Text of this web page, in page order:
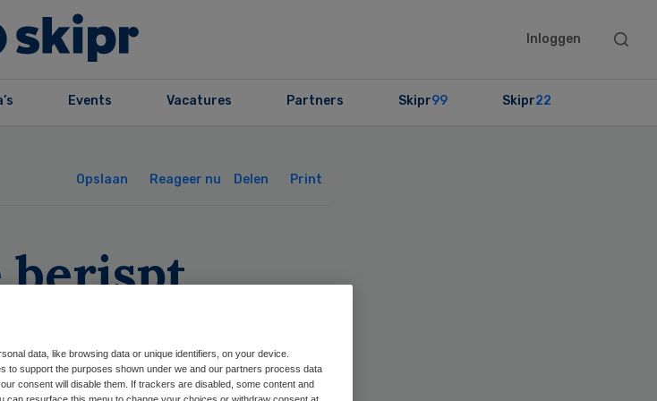
Inloggen
Search
Events Vacatures Partners Skipr99 Skipr22
Opslaan Reageer nu Delen Print
berispt
data, like browsing data or unique identifiers, on your device.
to support the purposes shown under we and our partners process data
consent will disable them. If trackers are disabled, some content and
can resurface this menu to change your choices or withdraw consent at